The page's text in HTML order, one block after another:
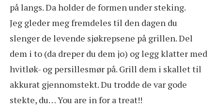
på langs. Da holder de formen under steking.
Jeg gleder meg fremdeles til den dagen du
slenger de levende sjøkrepsene på grillen. Del
dem i to (da dreper du dem jo) og legg klatter med
hvitløk- og persillesmør på. Grill dem i skallet til
akkurat gjennomstekt. Du trodde de var gode
stekte, du… You are in for a treat!!